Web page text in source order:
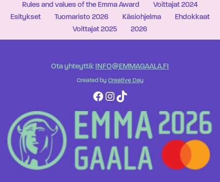
Rules and values of the Emma Award
Voittajat 2024
Esitykset
Tuomaristo 2026 Käsiohjelma
Ehdokkaat
Voittajat 2025
2026
Ota yhteyttä: INFO@EMMAGAALA.FI
Created by Creative Day